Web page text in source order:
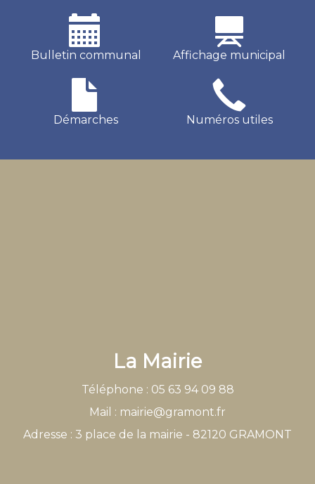
Bulletin communal Affichage municipal
Démarches Numéros utiles
La Mairie
Téléphone : 05 63 94 09 88
Mail : mairie@gramont.fr
Adresse : 3 place de la mairie - 82120 GRAMONT